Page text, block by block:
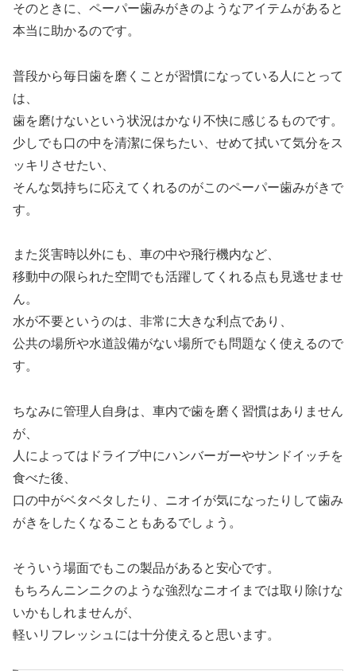
そのときに、ペーパー歯みがきのようなアイテムがあると
本当に助かるのです。
普段から毎日歯を磨くことが習慣になっている人にとって
は、
歯を磨けないという状況はかなり不快に感じるものです。
少しでも口の中を清潔に保ちたい、せめて拭いて気分をス
ッキリさせたい、
そんな気持ちに応えてくれるのがこのペーパー歯みがきで
す。
また災害時以外にも、車の中や飛行機内など、
移動中の限られた空間でも活躍してくれる点も見逃せませ
ん。
水が不要というのは、非常に大きな利点であり、
公共の場所や水道設備がない場所でも問題なく使えるので
す。
ちなみに管理人自身は、車内で歯を磨く習慣はありません
が、
人によってはドライブ中にハンバーガーやサンドイッチを
食べた後、
口の中がベタベタしたり、ニオイが気になったりして歯み
がきをしたくなることもあるでしょう。
そういう場面でもこの製品があると安心です。
もちろんニンニクのような強烈なニオイまでは取り除けな
いかもしれませんが、
軽いリフレッシュには十分使えると思います。